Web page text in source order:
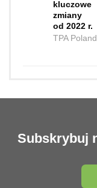
kluczowe
zmiany
od 2022 r.
TPA Poland
Subskrybuj